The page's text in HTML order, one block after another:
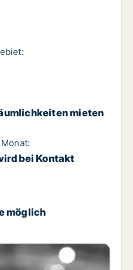
mieten
bei Kontakt
möglich